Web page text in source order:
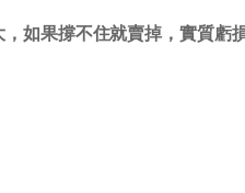
如果撐不住就賣掉，實質虧